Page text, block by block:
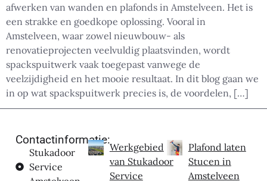
afwerken van wanden en plafonds in Amstelveen. Het is
een strakke en goedkope oplossing. Vooral in
Amstelveen, waar zowel nieuwbouw- als
renovatieprojecten veelvuldig plaatsvinden, wordt
spackspuitwerk vaak toegepast vanwege de
veelzijdigheid en het mooie resultaat. In dit blog gaan we
in op wat spackspuitwerk precies is, de voordelen, […]
Contactinformatie:
Stukadoor
Service
Werkgebied
van Stukadoor
Service
Plafond laten
Stucen in
Amstelveen